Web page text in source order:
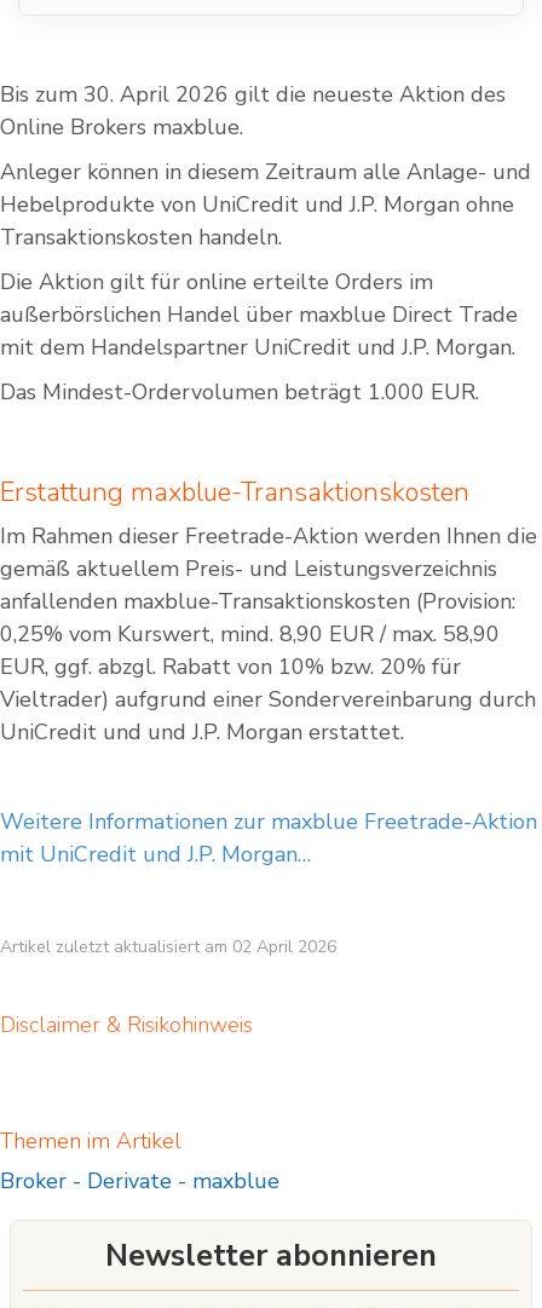
Bis zum 30. April 2026 gilt die neueste Aktion des
Online Brokers maxblue.
Anleger können in diesem Zeitraum alle Anlage- und
Hebelprodukte von UniCredit und J.P. Morgan ohne
Transaktionskosten handeln.
Die Aktion gilt für online erteilte Orders im
außerbörslichen Handel über maxblue Direct Trade
mit dem Handelspartner UniCredit und J.P. Morgan.
Das Mindest-Ordervolumen beträgt 1.000 EUR.
Erstattung maxblue-Transaktionskosten
Im Rahmen dieser Freetrade-Aktion werden Ihnen die
gemäß aktuellem Preis- und Leistungsverzeichnis
anfallenden maxblue-Transaktionskosten (Provision:
0,25% vom Kurswert, mind. 8,90 EUR / max. 58,90
EUR, ggf. abzgl. Rabatt von 10% bzw. 20% für
Vieltrader) aufgrund einer Sondervereinbarung durch
UniCredit und und J.P. Morgan erstattet.
Weitere Informationen zur maxblue Freetrade-Aktion
mit UniCredit und J.P. Morgan…
Artikel zuletzt aktualisiert am 02 April 2026
Disclaimer & Risikohinweis
Themen im Artikel
Broker - Derivate - maxblue
Newsletter abonnieren